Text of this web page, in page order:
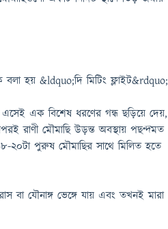
হয় &ldquo;দি মিটিং ফ্লাইট&rdquo;
এক বিশেষ ধরণের গন্ধ ছড়িয়ে দেয়,
রাণী মৌমাছি উড়ন্ত অবস্থায় পছন্দমত
২০টা পুরুষ মৌমাছির সাথে মিলিত হতে
বা যৌনাঙ্গ ভেঙ্গে যায় এবং তখনই মারা